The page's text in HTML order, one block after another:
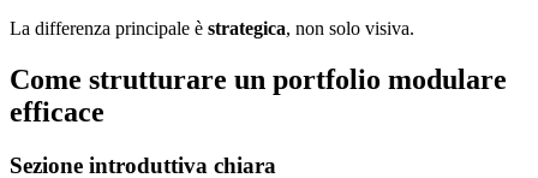
La differenza principale è strategica, non solo visiva.
Come strutturare un portfolio modulare
efficace
Sezione introduttiva chiara